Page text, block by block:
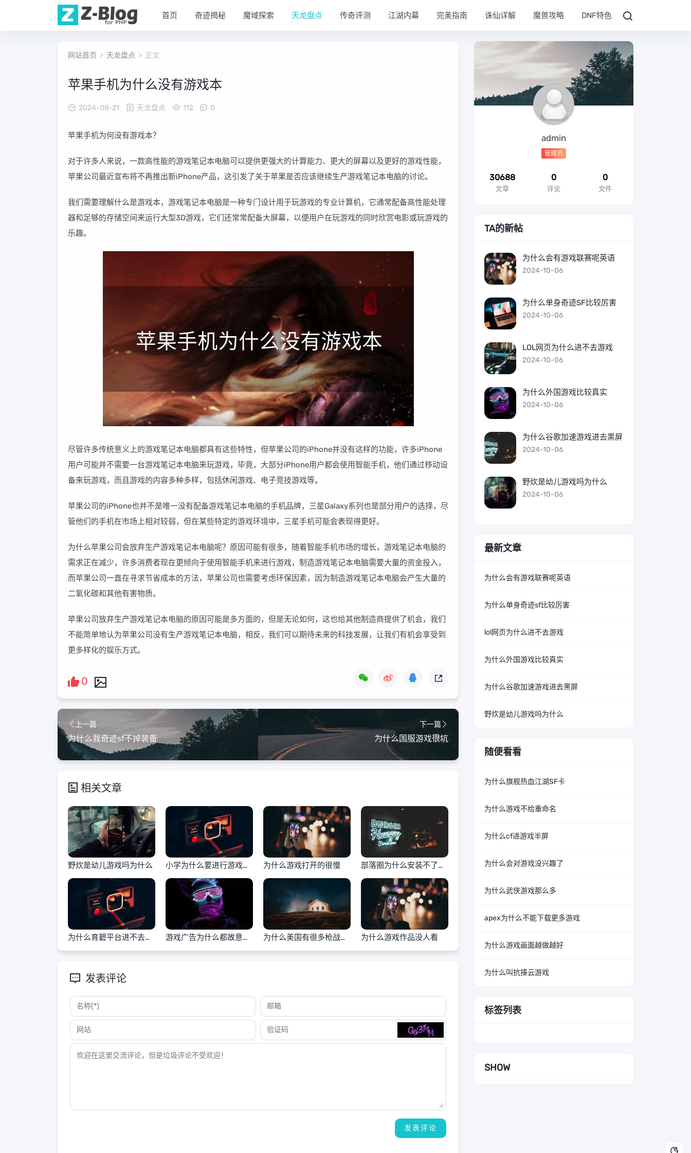
首页 奇迹揭秘 魔域探索 天龙盘点 传奇评测 江湖内幕 完美指南 诛仙详解 魔兽攻略 DNF特色
网站首页 > 天龙盘点 > 正文
苹果手机为什么没有游戏本
2024-08-21 天龙盘点 112 0
苹果手机为何没有游戏本？
对于许多人来说，一款高性能的游戏笔记本电脑可以提供更强大的计算能力、更大的屏幕以及更好的游戏性能，
苹果公司最近宣布将不再推出新iPhone产品，这引发了关于苹果是否应该继续生产游戏笔记本电脑的讨论。
我们需要理解什么是游戏本，游戏笔记本电脑是一种专门设计用于玩游戏的专业计算机，它通常配备高性能处理
器和足够的存储空间来运行大型3D游戏，它们还常常配备大屏幕，以便用户在玩游戏的同时欣赏电影或玩游戏的
乐趣。
尽管许多传统意义上的游戏笔记本电脑都具有这些特性，但苹果公司的iPhone并没有这样的功能，许多iPhone
用户可能并不需要一台游戏笔记本电脑来玩游戏，毕竟，大部分iPhone用户都会使用智能手机，他们通过移动设
备来玩游戏，而且游戏的内容多种多样，包括休闲游戏、电子竞技游戏等。
苹果公司的iPhone也并不是唯一没有配备游戏笔记本电脑的手机品牌，三星Galaxy系列也是部分用户的选择，尽
管他们的手机在市场上相对较弱，但在某些特定的游戏环境中，三星手机可能会表现得更好。
为什么苹果公司会放弃生产游戏笔记本电脑呢？原因可能有很多，随着智能手机市场的增长，游戏笔记本电脑的
需求正在减少，许多消费者现在更倾向于使用智能手机来进行游戏，制造游戏笔记本电脑需要大量的资金投入，
而苹果公司一直在寻求节省成本的方法，苹果公司也需要考虑环保因素，因为制造游戏笔记本电脑会产生大量的
二氧化碳和其他有害物质。
苹果公司放弃生产游戏笔记本电脑的原因可能是多方面的，但是无论如何，这也给其他制造商提供了机会，我们
不能简单地认为苹果公司没有生产游戏笔记本电脑，相反，我们可以期待未来的科技发展，让我们有机会享受到
更多样化的娱乐方式。
0
上一篇
为什么我奇迹sf不掉装备
下一篇
为什么国服游戏很坑
相关文章
野炊是幼儿游戏吗为什么
小学为什么要进行游戏教
学
为什么游戏打开的很慢
部落圈为什么安装不了游
戏
为什么育碧平台进不去游
戏
游戏广告为什么都故意说
谎
为什么美国有很多枪战游
戏
为什么游戏作品没人看
发表评论
admin
管理员
30688
文章
0
评论
0
文件
TA的新帖
为什么会有游戏联赛呢英语
2024-10-06
为什么单身奇迹SF比较厉害
2024-10-06
LOL网页为什么进不去游戏
2024-10-06
为什么外国游戏比较真实
2024-10-06
为什么谷歌加速游戏进去黑屏
2024-10-06
野炊是幼儿游戏吗为什么
2024-10-06
最新文章
为什么会有游戏联赛呢英语
为什么单身奇迹sf比较厉害
lol网页为什么进不去游戏
为什么外国游戏比较真实
为什么谷歌加速游戏进去黑屏
野炊是幼儿游戏吗为什么
随便看看
为什么旗舰热血江湖SF卡
为什么游戏不给重命名
为什么cf进游戏半屏
为什么会对游戏没兴趣了
为什么武侠游戏那么多
apex为什么不能下载更多游戏
为什么游戏画面越做越好
为什么叫抗揍云游戏
标签列表
SHOW